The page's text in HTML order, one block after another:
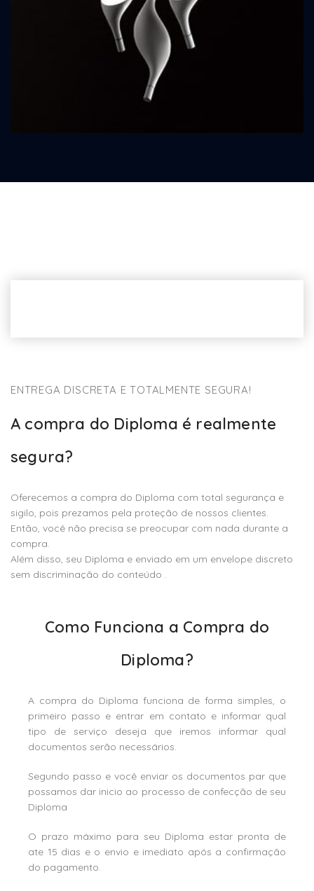
ENTREGA DISCRETA E TOTALMENTE SEGURA!
A compra do Diploma é realmente
segura?
Oferecemos a compra do Diploma com total segurança e
sigilo, pois prezamos pela proteção de nossos clientes.
Então, você não precisa se preocupar com nada durante a
compra.
Além disso, seu Diploma e enviado em um envelope discreto
sem discriminação do conteúdo .
Como Funciona a Compra do
Diploma?
A compra do Diploma funciona de forma simples, o
primeiro passo e entrar em contato e informar qual
tipo de serviço deseja que iremos informar qual
documentos serão necessários.
Segundo passo e você enviar os documentos par que
possamos dar inicio ao processo de confecção de seu
Diploma
O prazo máximo para seu Diploma estar pronta de
ate 15 dias e o envio e imediato após a confirmação
do pagamento.